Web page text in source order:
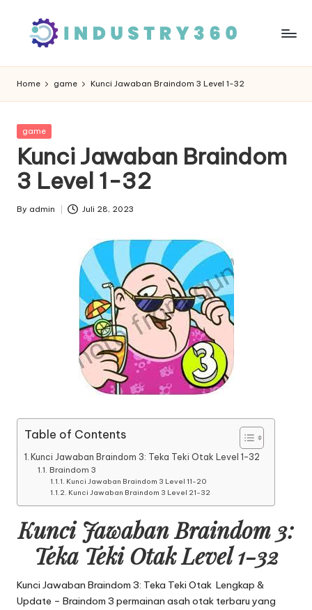
Home game Kunci Jawaban Braindom 3 Level 1-32
Posted
game
Kunci Jawaban Braindom
3 Level 1-32
Posted
By admin Juli 28, 2023
Table of Contents
Kunci Jawaban Braindom 3: Teka Teki Otak Level 1-32
Braindom 3
Kunci Jawaban Braindom 3 Level 11-20
Kunci Jawaban Braindom 3 Level 21-32
Kunci Jawaban Braindom 3:
Teka Teki Otak Level 1-32
Kunci Jawaban Braindom 3: Teka Teki Otak Lengkap &
Update – Braindom 3 permainan asah otak terbaru yang